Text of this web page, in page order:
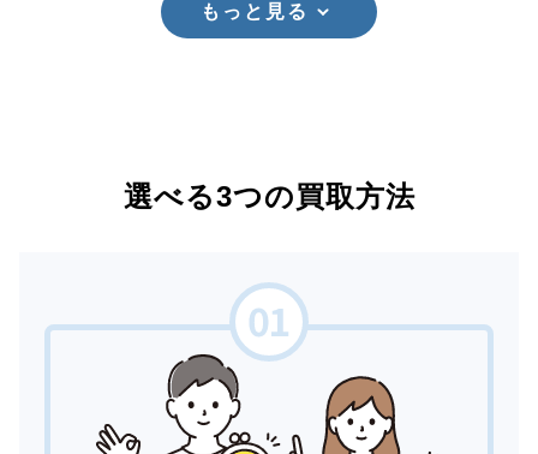
もっと見る
選べる3つの買取方法